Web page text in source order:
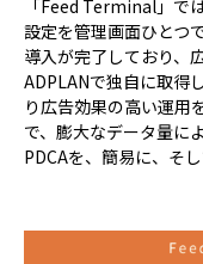
「Feed Terminal」で
設定を管理画面ひとつ
導入が完了しており、
ADPLANで独自に取得
り広告効果の高い運用
で、膨大なデータ量に
PDCAを、簡易に、そ